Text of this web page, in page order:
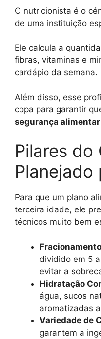
O nutricionista é o
de uma instituição
Ele calcula a
fibras, vitaminas e
cardápio da semana.
Além disso, esse
copa para garantir
segurança alimentar
Pilares do
Planejado
Para que um plano
terceira idade, ele
técnicos muito bem
dividido em 5
evitar a
Hidratação
água, sucos
aromatizadas
Variedade de
garantem a